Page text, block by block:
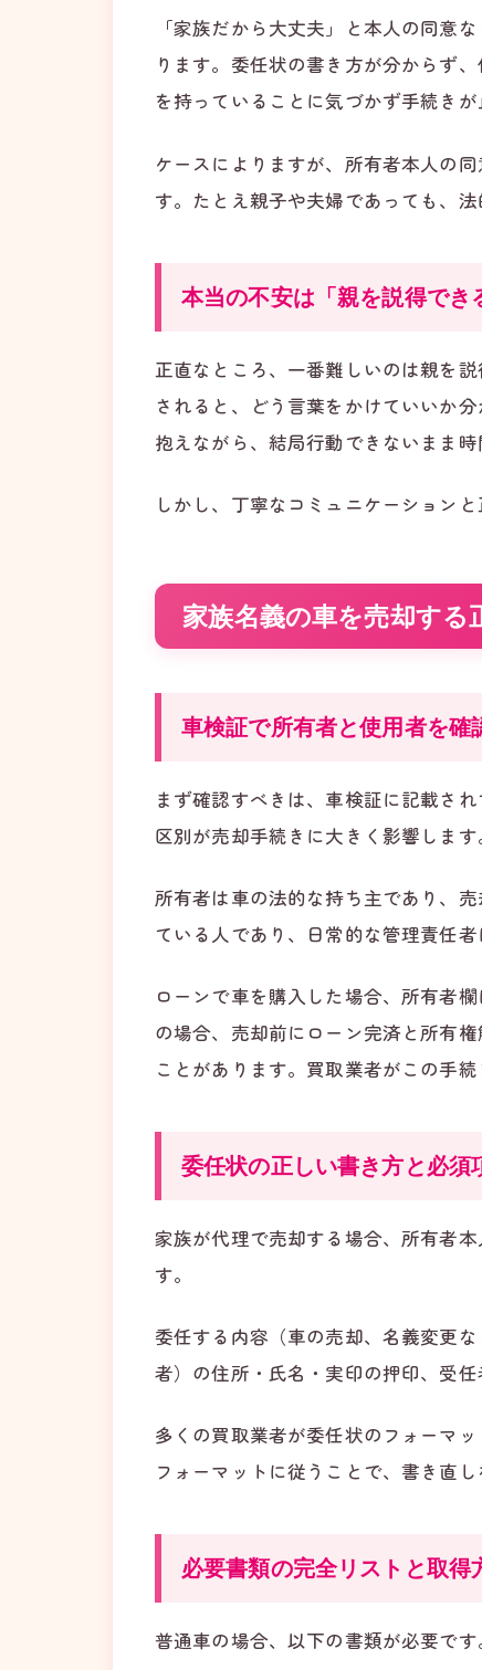
「家族だから大丈夫」と本人の同意
ります。委任状の書き方が分からず
を持っていることに気づかず手続きが
ケースによりますが、所有者本人の
す。たとえ親子や夫婦であっても、
本当の不安は「親を説得でき
正直なところ、一番難しいのは親を
されると、どう言葉をかけていいか
抱えながら、結局行動できないまま時
しかし、丁寧なコミュニケーション
家族名義の車を売却する
車検証で所有者と使用者を確
まず確認すべきは、車検証に記載さ
区別が売却手続きに大きく影響します
所有者は車の法的な持ち主であり、
ている人であり、日常的な管理責任者
ローンで車を購入した場合、所有者
の場合、売却前にローン完済と所有
ことがあります。買取業者がこの手
委任状の正しい書き方と必須
家族が代理で売却する場合、所有者
す。
委任する内容（車の売却、名義変更
者）の住所・氏名・実印の押印、受
多くの買取業者が委任状のフォーマ
フォーマットに従うことで、書き直
必要書類の完全リストと取得
普通車の場合、以下の書類が必要です